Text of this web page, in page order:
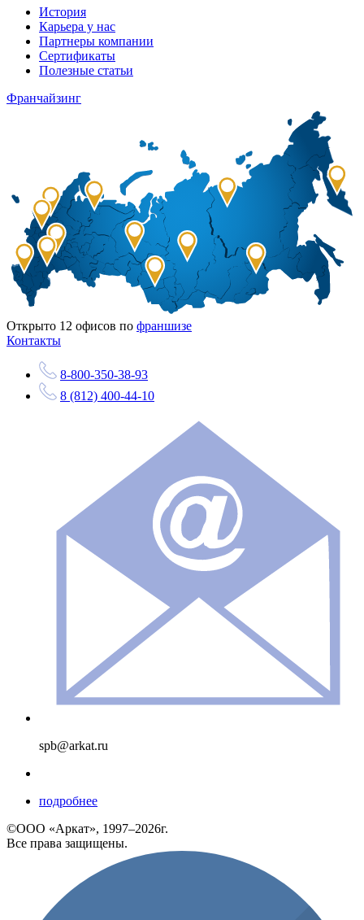
История
Карьера у нас
Партнеры компании
Сертификаты
Полезные статьи
Франчайзинг
Открыто 12 офисов по франшизе
Контакты
8-800-350-38-93
8 (812) 400-44-10
spb@arkat.ru
подробнее
©ООО «Аркат», 1997–2026г.
Все права защищены.